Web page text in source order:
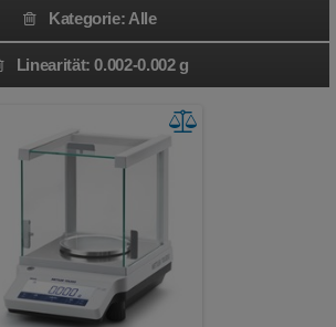
Kategorie: Alle
Linearität: 0.002-0.002 g